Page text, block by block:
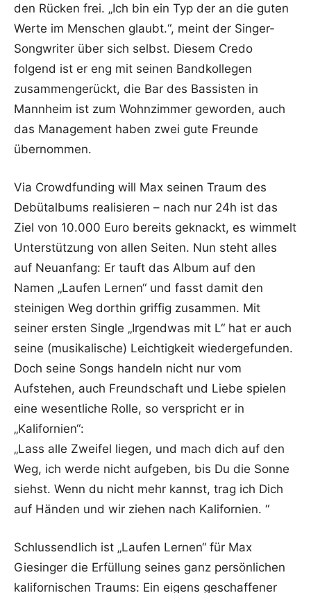
den Rücken frei. „Ich bin ein Typ der an die guten
Werte im Menschen glaubt.“, meint der Singer-
Songwriter über sich selbst. Diesem Credo
folgend ist er eng mit seinen Bandkollegen
zusammengerückt, die Bar des Bassisten in
Mannheim ist zum Wohnzimmer geworden, auch
das Management haben zwei gute Freunde
übernommen.
Via Crowdfunding will Max seinen Traum des
Debütalbums realisieren – nach nur 24h ist das
Ziel von 10.000 Euro bereits geknackt, es wimmelt
Unterstützung von allen Seiten. Nun steht alles
auf Neuanfang: Er tauft das Album auf den
Namen „Laufen Lernen“ und fasst damit den
steinigen Weg dorthin griffig zusammen. Mit
seiner ersten Single „Irgendwas mit L“ hat er auch
seine (musikalische) Leichtigkeit wiedergefunden.
Doch seine Songs handeln nicht nur vom
Aufstehen, auch Freundschaft und Liebe spielen
eine wesentliche Rolle, so verspricht er in
„Kalifornien“:
„Lass alle Zweifel liegen, und mach dich auf den
Weg, ich werde nicht aufgeben, bis Du die Sonne
siehst. Wenn du nicht mehr kannst, trag ich Dich
auf Händen und wir ziehen nach Kalifornien. “
Schlussendlich ist „Laufen Lernen“ für Max
Giesinger die Erfüllung seines ganz persönlichen
kalifornischen Traums: Ein eigens geschaffener